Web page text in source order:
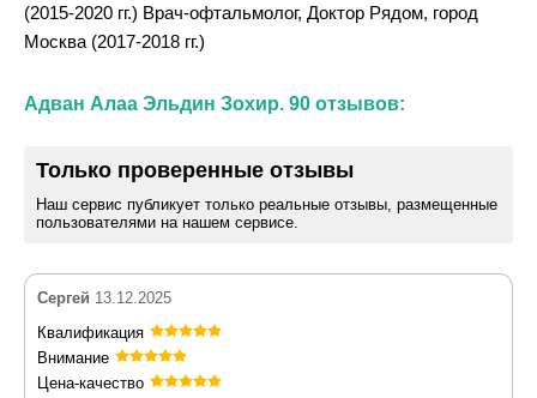
(2015-2020 гг.) Врач-офтальмолог, Доктор Рядом, город
Москва (2017-2018 гг.)
Адван Алаа Эльдин Зохир. 90 отзывов:
Только проверенные отзывы
Наш сервис публикует только реальные отзывы, размещенные
пользователями на нашем сервисе.
Сергей 13.12.2025
Квалификация
Внимание
Цена-качество